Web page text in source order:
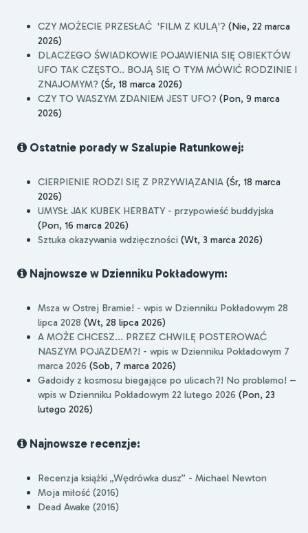
CZY MOŻECIE PRZESŁAĆ 'FILM Z KULĄ'? (Nie, 22 marca
2026)
DLACZEGO ŚWIADKOWIE POJAWIENIA SIĘ OBIEKTÓW
UFO TAK CZĘSTO.. BOJĄ SIĘ O TYM MÓWIĆ RODZINIE I
ZNAJOMYM? (Śr, 18 marca 2026)
CZY TO WASZYM ZDANIEM JEST UFO? (Pon, 9 marca
2026)
Ostatnie porady w Szalupie Ratunkowej:
CIERPIENIE RODZI SIĘ Z PRZYWIĄZANIA (Śr, 18 marca
2026)
UMYSŁ JAK KUBEK HERBATY - przypowieść buddyjska
(Pon, 16 marca 2026)
Sztuka okazywania wdzięczności (Wt, 3 marca 2026)
Najnowsze w Dzienniku Pokładowym:
Msza w Ostrej Bramie! - wpis w Dzienniku Pokładowym 28
lipca 2028 (Wt, 28 lipca 2026)
A MOŻE CHCESZ... PRZEZ CHWILĘ POSTEROWAĆ
NASZYM POJAZDEM?! - wpis w Dzienniku Pokładowym 7
marca 2026 (Sob, 7 marca 2026)
Gadoidy z kosmosu biegające po ulicach?! No problemo! –
wpis w Dzienniku Pokładowym 22 lutego 2026 (Pon, 23
lutego 2026)
Najnowsze recenzje:
Recenzja książki „Wędrówka dusz” - Michael Newton
Moja miłość (2016)
Dead Awake (2016)